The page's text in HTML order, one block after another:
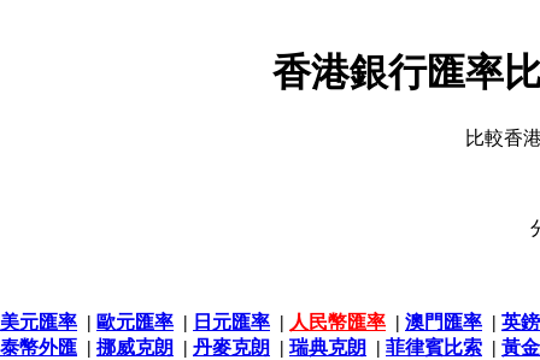
香港銀行匯率
比較香
美元匯率 | 歐元匯率 | 日元匯率 | 人民幣匯率 | 澳門匯率 | 英
泰幣外匯 | 挪威克朗 | 丹麥克朗 | 瑞典克朗 | 菲律賓比索 | 黃